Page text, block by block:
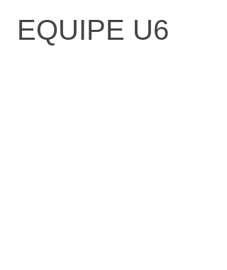
EQUIPE U6